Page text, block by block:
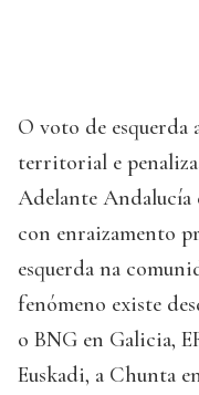
O voto de
territorial e penaliza
Adelante
con enraizamento
esquerda na
fenómeno existe
o BNG en Galicia,
Euskadi, a Chunta